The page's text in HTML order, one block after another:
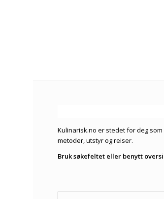
Kulinarisk.no er stedet for deg
metoder, utstyr og reiser.
Bruk søkefeltet eller benytt